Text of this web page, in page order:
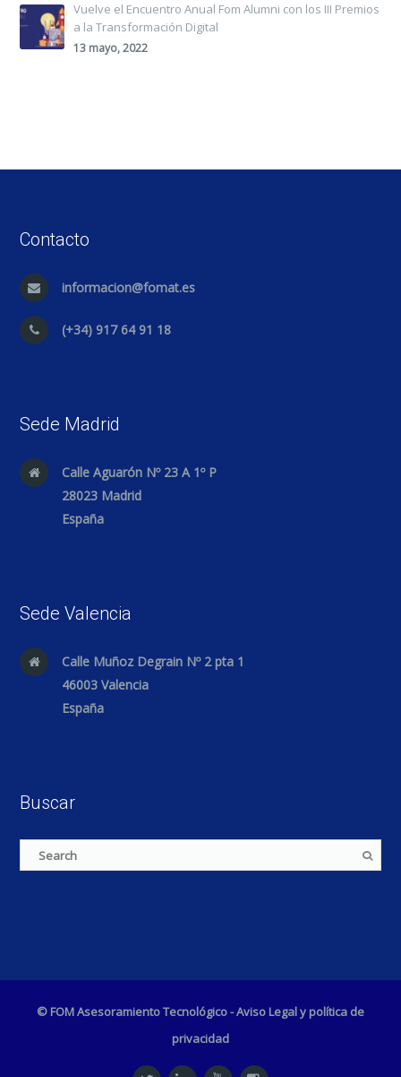
Vuelve el Encuentro Anual Fom Alumni con los III Premios
a la Transformación Digital
13 mayo, 2022
Contacto
informacion@fomat.es
(+34) 917 64 91 18
Sede Madrid
Calle Aguarón Nº 23 A 1º P
28023 Madrid
España
Sede Valencia
Calle Muñoz Degrain Nº 2 pta 1
46003 Valencia
España
Buscar
© FOM Asesoramiento Tecnológico -Aviso Legal y política de
privacidad